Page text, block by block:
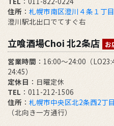
住所 ： 札幌市南区澄川４条１丁
澄川駅北出口でてすぐ右
立喰酒場Choi 北2条店 お
営業時間 ：16:00～24:00（
24:45）
定休日 ：日曜定休
TEL ：011-212-1506
住所 ： 札幌市中央区北2条西2丁
（北向き一方通行）